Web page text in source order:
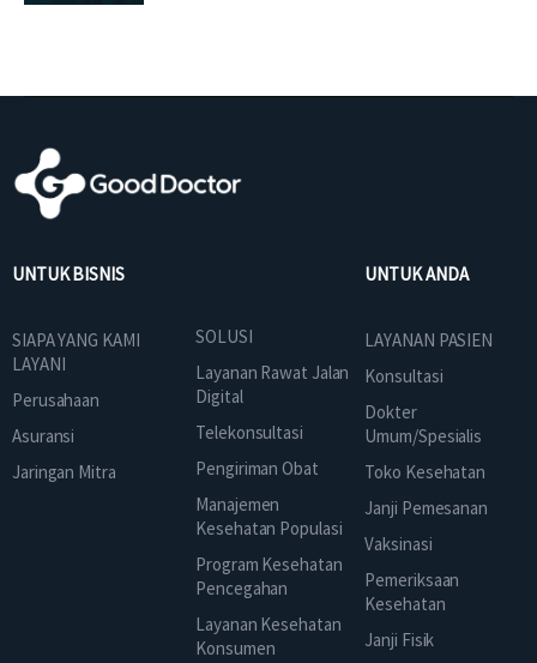
UNTUK BISNIS
SIAPA YANG KAMI
LAYANI
Perusahaan
Asuransi
Jaringan Mitra
SOLUSI
Layanan Rawat Jalan
Digital
Telekonsultasi
Pengiriman Obat
Manajemen
Kesehatan Populasi
Program Kesehatan
Pencegahan
Layanan Kesehatan
Konsumen
UNTUK ANDA
LAYANAN PASIEN
Konsultasi
Dokter
Umum/Spesialis
Toko Kesehatan
Janji Pemesanan
Vaksinasi
Pemeriksaan
Kesehatan
Janji Fisik